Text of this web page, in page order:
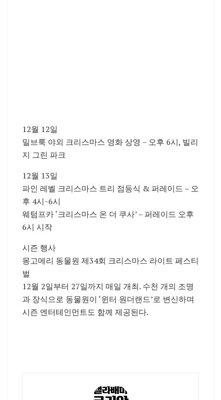
12월 12일
밀브룩 야외 크리스마스 영화 상영 – 오후 6시, 빌리
지 그린 파크
12월 13일
파인 레벨 크리스마스 트리 점등식 & 퍼레이드 – 오
후 4시~6시
웨텀프카 ‘크리스마스 온 더 쿠사’ – 퍼레이드 오후
6시 시작
시즌 행사
몽고메리 동물원 제34회 크리스마스 라이트 페스티
벌
12월 2일부터 27일까지 매일 개최. 수천 개의 조명
과 장식으로 동물원이 ‘윈터 원더랜드’로 변신하며
시즌 엔터테인먼트도 함께 제공된다.